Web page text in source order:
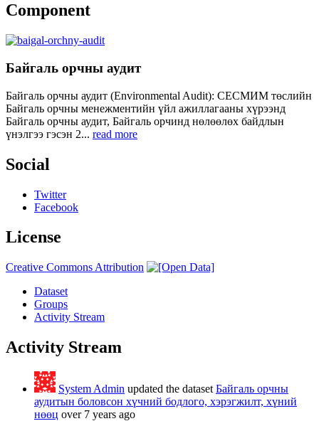
Component
Байгаль орчны аудит
Байгаль орчны аудит (Environmental Audit): СЕСМИМ төслийн
Байгаль орчны менежментийн үйл ажиллагааны хүрээнд
Байгаль орчны аудит, Байгаль орчинд нөлөөлөх байдлын
үнэлгээ гэсэн 2... read more
Social
Twitter
Facebook
License
Creative Commons Attribution
Dataset
Groups
Activity Stream
Activity Stream
System Admin updated the dataset Байгаль орчны
аудитын боловсон хүчний бодлого, хэрэгжилт, хүний
нөөц over 7 years ago